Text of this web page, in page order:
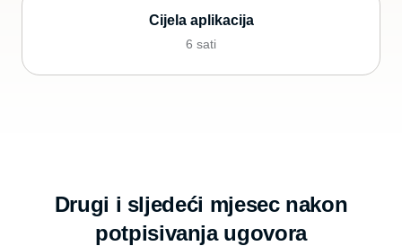
Cijela aplikacija
6 sati
Drugi i sljedeći mjesec nakon
potpisivanja ugovora